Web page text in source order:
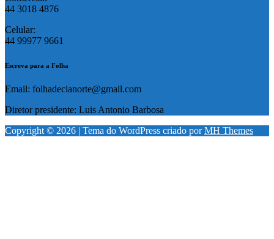
44 3018 4876
Celular:
44 99977 9661
Escreva para a Folha
Email: folhadecianorte@gmail.com
Diretor presidente: Luis Antonio Barbosa
Copyright © 2026 | Tema do WordPress criado porMH Themes